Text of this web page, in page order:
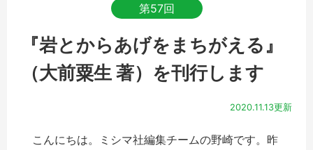
第57回
『岩とからあげをまちがえる』
（大前粟生 著）を刊行します
2020.11.13更新
こんにちは。ミシマ社編集チームの野崎です。昨